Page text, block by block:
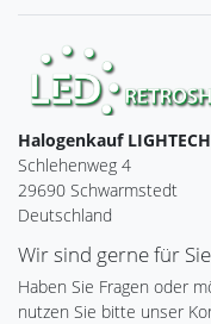
Halogenkauf
Schlehenweg 4
29690 Schwarmstedt
Deutschland
Wir sind gerne für
Haben Sie Fragen oder
nutzen Sie bitte unser